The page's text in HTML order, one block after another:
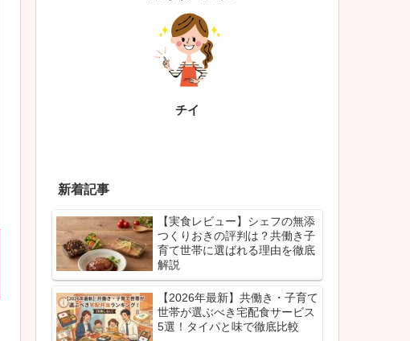
チイ
新着記事
【実食レビュー】シェフの無添
つくりおきの評判は？共働き子
育て世帯に選ばれる理由を徹底
解説
【2026年最新】共働き・子育て
世帯が選ぶべき宅配食サービス
5選！タイパと味で徹底比較